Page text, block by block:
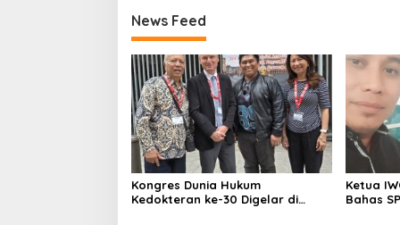
News Feed
Kongres Dunia Hukum
Kedokteran ke-30 Digelar di
Ketua
Bahas